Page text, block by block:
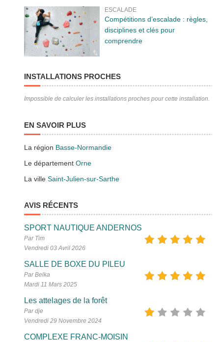
ESCALADE
Compétitions d’escalade : règles,
disciplines et clés pour
comprendre
INSTALLATIONS PROCHES
Impossible de calculer les installations proches pour cette installation.
EN SAVOIR PLUS
La région Basse-Normandie
Le départementOrne
La villeSaint-Julien-sur-Sarthe
AVIS RÉCENTS
SPORT NAUTIQUE ANDERNOS
Par Tim
Vendredi 03 Avril 2026
SALLE DE BOXE DU PILEU
Par Belka
Mardi 11 Mars 2025
Les attelages de la forêt
Par dje
Vendredi 29 Novembre 2024
COMPLEXE FRANC-MOISIN